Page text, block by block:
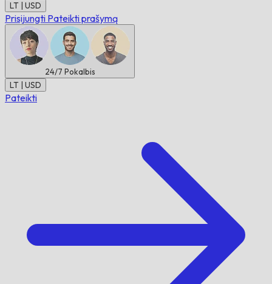
LT | USD
Prisijungti Pateikti prašymą
24/7 Pokalbis
LT | USD
Pateikti